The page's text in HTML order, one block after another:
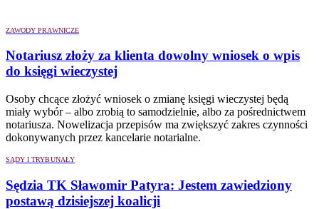
ZAWODY PRAWNICZE
Notariusz złoży za klienta dowolny wniosek o wpis
do księgi wieczystej
Osoby chcące złożyć wniosek o zmianę księgi wieczystej będą
miały wybór – albo zrobią to samodzielnie, albo za pośrednictwem
notariusza. Nowelizacja przepisów ma zwiększyć zakres czynności
dokonywanych przez kancelarie notarialne.
SĄDY I TRYBUNAŁY
Sędzia TK Sławomir Patyra: Jestem zawiedziony
postawą dzisiejszej koalicji